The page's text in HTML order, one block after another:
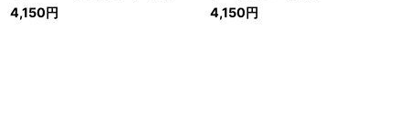
4,150円
4,150円